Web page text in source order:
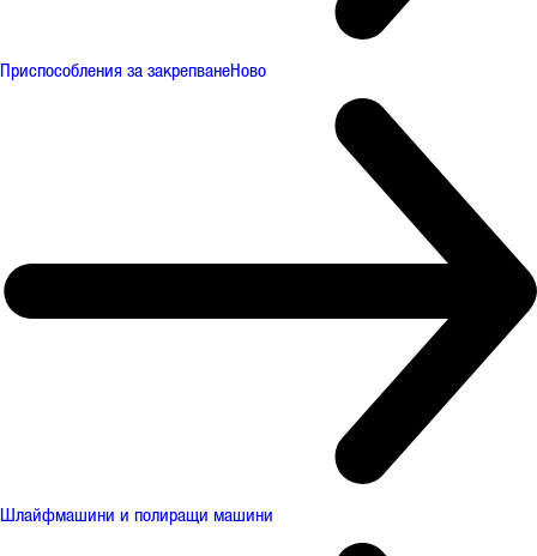
Приспособления за закрепванеНово
Шлайфмашини и полиращи машини